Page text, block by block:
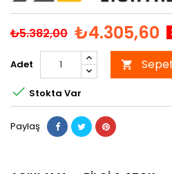
₺5.382,00 ₺4.305,60
Adet 
 Stokta Var
Paylaş